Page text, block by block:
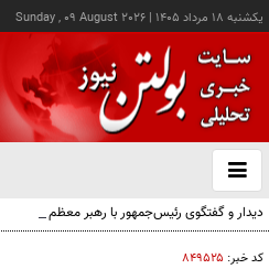
يکشنبه ۱۸ مرداد ۱۴۰۵ |
Sunday , 09 August 2026
باز
و
دیدار و گفتگوی رئیس‌جمهور با رهبر معظم انقلاب
کد خبر: ۸۴۹۵۲۵